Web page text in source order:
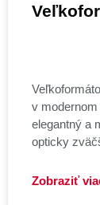
v
elegantný a
opticky
Zobraziť